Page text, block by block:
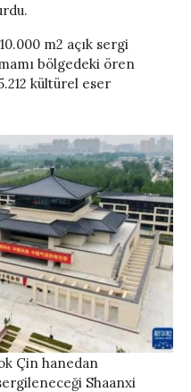
m2 açık sergi
bölgedeki ören
kültürel eser
Çin hanedan
Shaanxi